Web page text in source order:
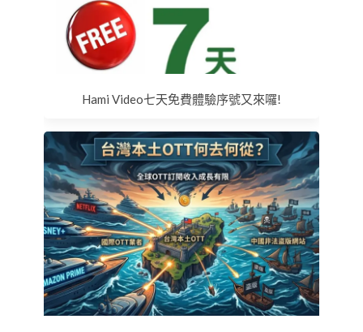
Hami Video七天免費體驗序號又來囉!